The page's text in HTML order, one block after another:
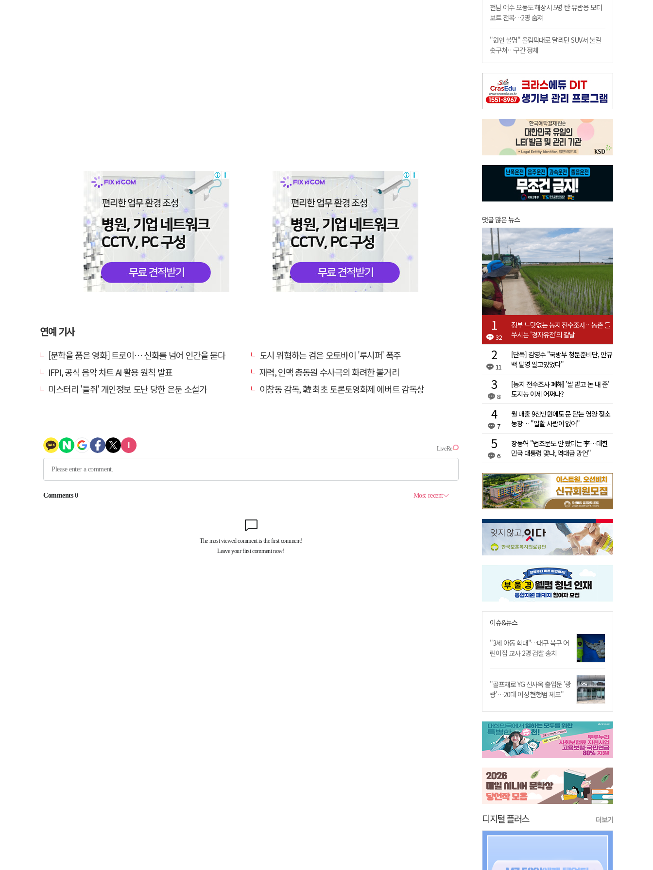
연예 기사
[문학을 품은 영화] 트로이… 신화를 넘어 인간을 묻다
도시 위협하는 검은 오토바이 '루시퍼' 폭주
IFPI, 공식 음악 차트 AI 활용 원칙 발표
재력, 인맥 총동원 수사극의 화려한 볼거리
미스터리 '들쥐' 개인정보 도난 당한 은둔 소설가
이창동 감독, 韓 최초 토론토영화제 에버트 감독상
전남 여수 오동도 해상서 5명 탄 유람용 모터
보트 전복…2명 숨져
"원인 불명" 올림픽대로 달리던 SUV서 불길
솟구쳐…구간 정체
댓글 많은 뉴스
32
정부 느닷없는 농지 전수조사…농촌 들
쑤시는 '경자유전'의 칼날
11
[단독] 김영수 "국방부 청문준비단, 안규
백 탈영 알고있었다"
8
[농지 전수조사 폐해] '쌀 받고 논 내 준'
도지농 이제 어쩌나?
7
월 매출 9천만원에도 문 닫는 영양 젖소
농장… "일할 사람이 없어"
6
장동혁 "법조문도 안 봤다는 李…대한
민국 대통령 맞나, 역대급 망언"
이슈&뉴스
"3세 아동 학대"…대구 북구 어
린이집 교사 2명 검찰 송치
"골프채로 YG 신사옥 출입문 '쾅
쾅'…20대 여성 현행범 체포"
디지털 플러스 더보기